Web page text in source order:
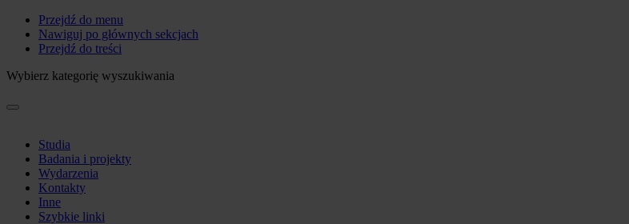
Przejdź do menu
Nawiguj po głównych sekcjach
Przejdź do treści
Wybierz kategorię wyszukiwania
Studia
Badania i projekty
Wydarzenia
Kontakty
Inne
Szybkie linki